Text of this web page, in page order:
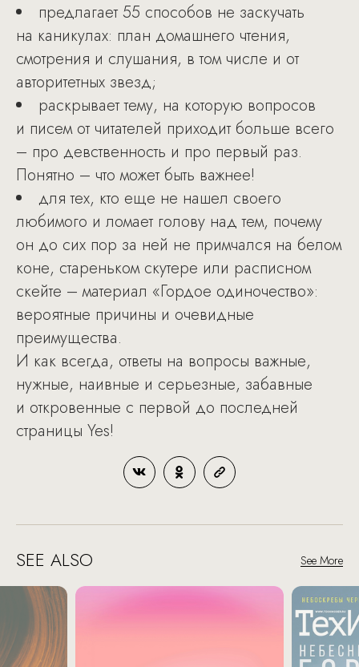
предлагает 55 способов не заскучать
на каникулах: план домашнего чтения,
смотрения и слушания, в том числе и от
авторитетных звезд;
раскрывает тему, на которую вопросов
и писем от читателей приходит больше всего
– про девственность и про первый раз.
Понятно – что может быть важнее!
для тех, кто еще не нашел своего
любимого и ломает голову над тем, почему
он до сих пор за ней не примчался на белом
коне, стареньком скутере или расписном
скейте – материал «Гордое одиночество»:
вероятные причины и очевидные
преимущества.
И как всегда, ответы на вопросы важные,
нужные, наивные и серьезные, забавные
и откровенные с первой до последней
страницы Yes!
SEE ALSO See More